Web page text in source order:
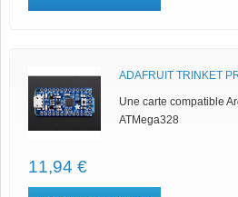
ADAFRUIT TRINKET
Une carte compatible
ATMega328
11,94 €